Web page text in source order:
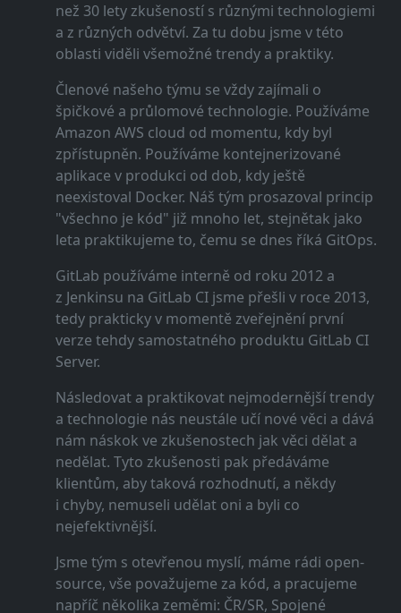
než 30 lety zkušeností s různými technologiemi
a z různých odvětví. Za tu dobu jsme v této
oblasti viděli všemožné trendy a praktiky.
Členové našeho týmu se vždy zajímali o
špičkové a průlomové technologie. Používáme
Amazon AWS cloud od momentu, kdy byl
zpřístupněn. Používáme kontejnerizované
aplikace v produkci od dob, kdy ještě
neexistoval Docker. Náš tým prosazoval princip
"všechno je kód" již mnoho let, stejnětak jako
leta praktikujeme to, čemu se dnes říká GitOps.
GitLab používáme interně od roku 2012 a
z Jenkinsu na GitLab CI jsme přešli v roce 2013,
tedy prakticky v momentě zveřejnění první
verze tehdy samostatného produktu GitLab CI
Server.
Následovat a praktikovat nejmodernější trendy
a technologie nás neustále učí nové věci a dává
nám náskok ve zkušenostech jak věci dělat a
nedělat. Tyto zkušenosti pak předáváme
klientům, aby taková rozhodnutí, a někdy
i chyby, nemuseli udělat oni a byli co
nejefektivnější.
Jsme tým s otevřenou myslí, máme rádi open-
source, vše považujeme za kód, a pracujeme
napříč několika zeměmi: ČR/SR, Spojené